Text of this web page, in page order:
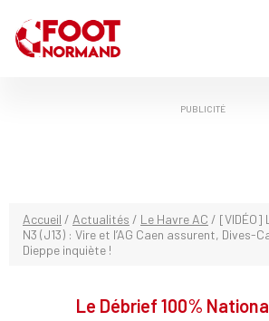
PUBLICITÉ
Accueil / Actualités / Le Havre AC / [VIDÉO]
N3 (J13) : Vire et l’AG Caen assurent, Dives-
Dieppe inquiète !
Le Débrief 100%